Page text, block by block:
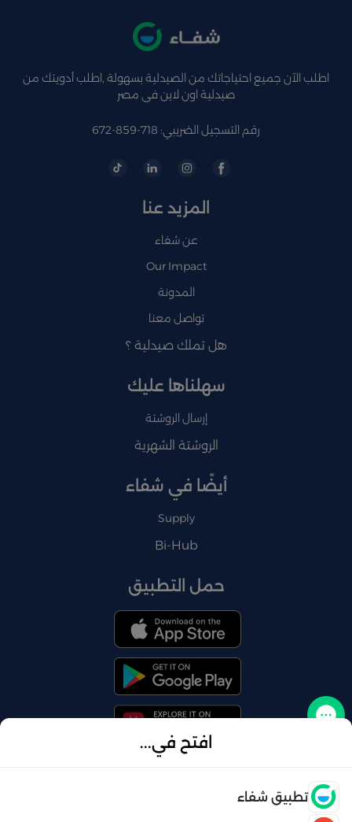
افتح في...
تطبيق شفاء
اطلب الآن جميع احتياجاتك من الصيدلية بسهولة ,اطلب أدويتك من
صيدلية اون لاين فى مصر
رقم التسجيل الضريبي: 718-859-672
المزيد عنا
عن شفاء
Our Impact
المدونة
تواصل معنا
هل تملك صيدلية ؟
سهلناها عليك
إرسال الروشتة
الروشتة الشهرية
أيضًا في شفاء
Supply
Bi-Hub
حمل التطبيق
© 2026 شفاء . كل الحقوق محفوظة
تواصل معنا